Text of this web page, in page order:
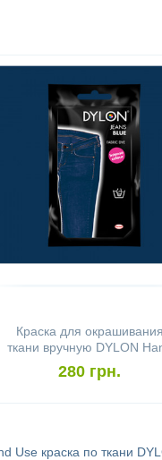
Краска для окрашивания
ткани вручную DYLON
Use Jeans Blue
280 грн.
Use краска по ткани